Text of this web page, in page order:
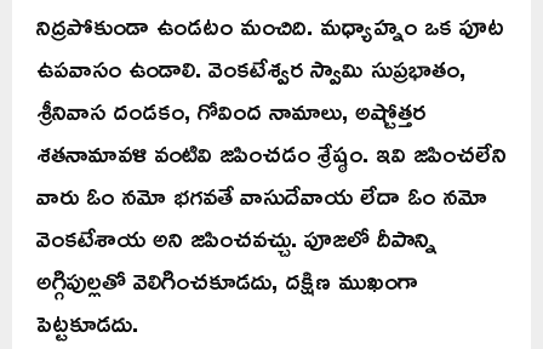
నిద్రపోకుండా ఉండటం మంచిది. మధ్యాహ్నం ఒక పూట
ఉపవాసం ఉండాలి. వెంకటేశ్వర స్వామి సుప్రభాతం,
శ్రీనివాస దండకం, గోవింద నామాలు, అష్టోత్తర
శతనామావళి వంటివి జపించడం శ్రేష్ఠం. ఇవి జపించలేని
వారు ఓం నమో భగవతే వాసుదేవాయ లేదా ఓం నమో
వెంకటేశాయ అని జపించవచ్చు. పూజలో దీపాన్ని
అగ్గిపుల్లతో వెలిగించకూడదు, దక్షిణ ముఖంగా
పెట్టకూడదు.